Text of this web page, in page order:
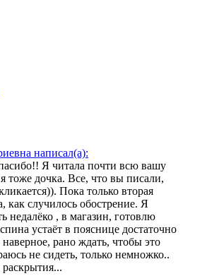
написал(а):
Я читала почти всю вашу
тоже дочка. Все, что вы писали,
Пока только вторая
как случилось обострение. Я
недалёко , в магазин, готовлю
устаёт в пояснице достаточно
рано ждать, чтобы это
не сидеть, только немножко..